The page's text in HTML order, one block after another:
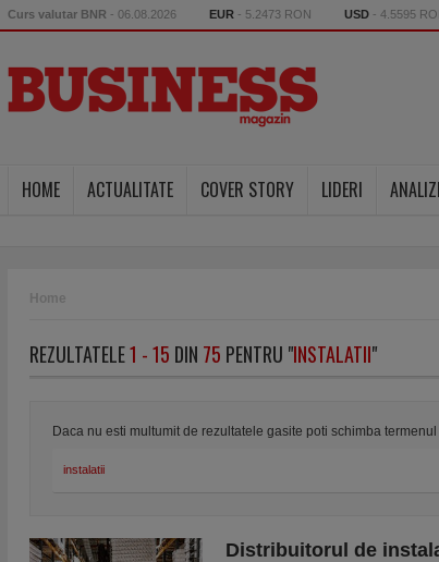
Curs valutar BNR - 06.08.2026 EUR - 5.2473 RON USD - 4.5595
HOME ACTUALITATE COVER STORY LIDERI
Home
REZULTATELE1 - 15 DIN 75 PENTRU "INSTALATII"
Daca nu esti multumit de rezultatele gasite poti schimba
Distribuitorul de